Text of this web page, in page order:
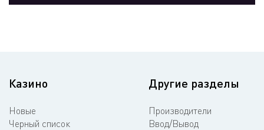
Казино
Новые
Черный список
Другие разделы
Производители
Ввод/Вывод